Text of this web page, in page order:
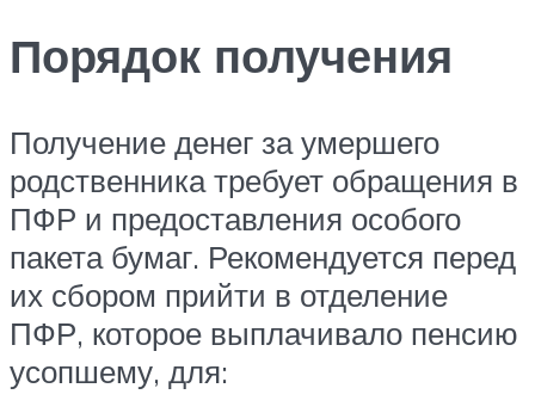
Порядок получения
Получение денег за умершего
родственника требует обращения в
ПФР и предоставления особого
пакета бумаг. Рекомендуется перед
их сбором прийти в отделение
ПФР, которое выплачивало пенсию
усопшему, для: